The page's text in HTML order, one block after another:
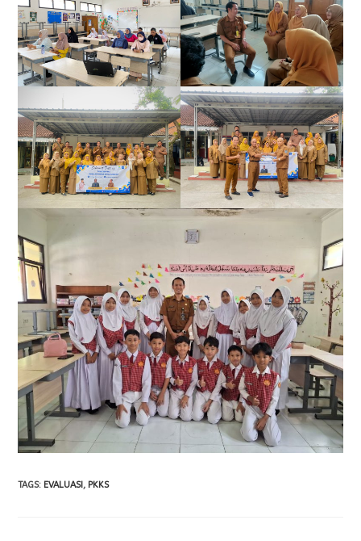
TAGS: EVALUASI, PKKS